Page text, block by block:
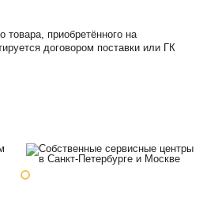
товара, приобретённого на
договором поставки или ГК